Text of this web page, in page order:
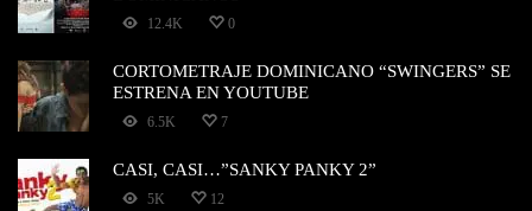
12.4K 0
CORTOMETRAJE DOMINICANO “SWINGERS” SE
ESTRENA EN YOUTUBE
6.5K 7
CASI, CASI…”SANKY PANKY 2”
5K 12